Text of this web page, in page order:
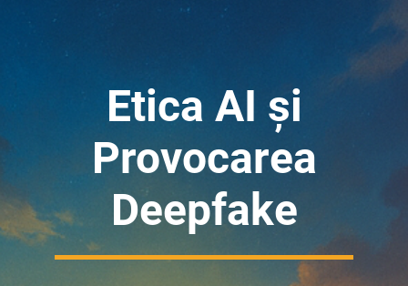
Etica AI și
Provocarea
Deepfake